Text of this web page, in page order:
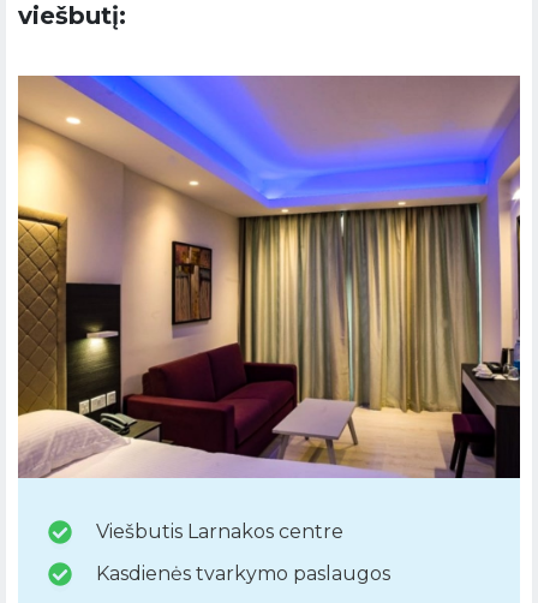
viešbutį:
Viešbutis Larnakos centre
Kasdienės tvarkymo paslaugos